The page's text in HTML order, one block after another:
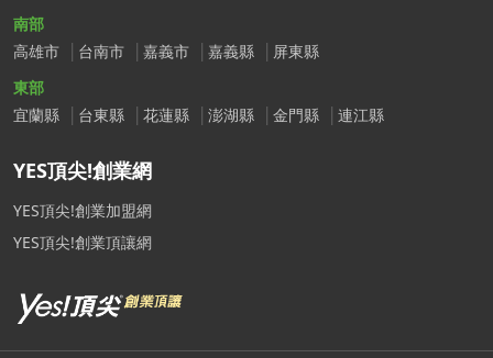
南部
高雄市
台南市 嘉義市 嘉義縣
屏東縣
東部
宜蘭縣
台東縣 花蓮縣 澎湖縣 金門縣 連江縣
YES頂尖!創業網
YES頂尖!創業加盟網
YES頂尖!創業頂讓網